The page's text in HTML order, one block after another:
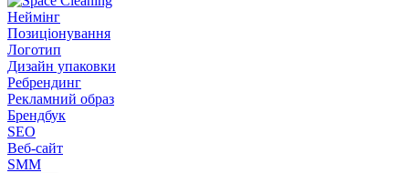
Неймінг
Позиціонування
Логотип
Дизайн упаковки
Ребрендинг
Рекламний образ
Брендбук
SEO
Веб-сайт
SMM